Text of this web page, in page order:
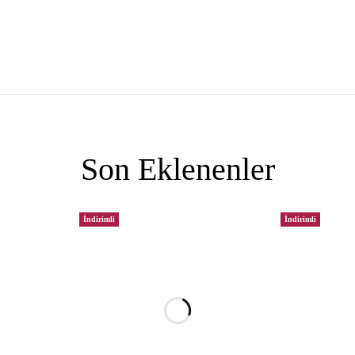
Son Eklenenler
İndirimli İndirimli